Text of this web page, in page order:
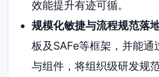
效能提升有迹可循。
规模化敏捷与流程规范落
板及SAFe等框架，并能通
与组件，将组织级研发规